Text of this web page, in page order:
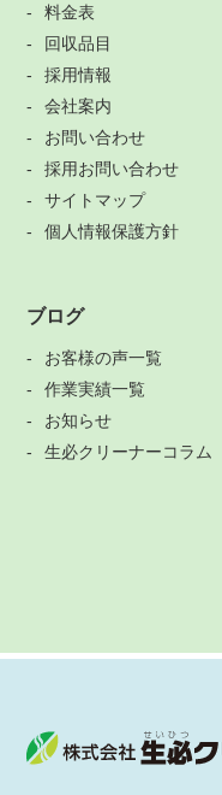
料金表
回収品目
採用情報
会社案内
お問い合わせ
採用お問い合わせ
サイトマップ
個人情報保護方針
ブログ
お客様の声一覧
作業実績一覧
お知らせ
生必クリーナーコラム